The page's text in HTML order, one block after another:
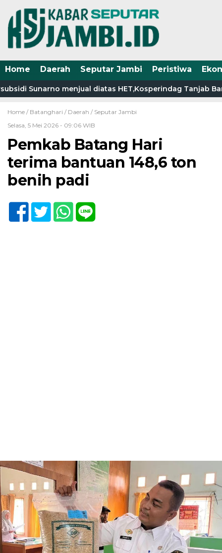
Home Daerah Seputar Jambi Peristiwa
Sunarno menjual diatas HET,Kosperindag Tanjab
Home / Batanghari / Daerah / Seputar Jambi
Selasa, 5 Mei 2026 - 09:06 WIB
Pemkab Batang Hari
terima bantuan 148,6 ton
benih padi